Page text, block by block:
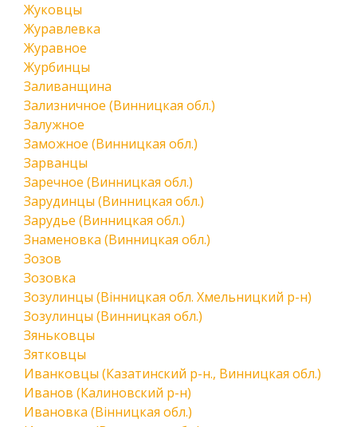
Жуковцы
Журавлевка
Журавное
Журбинцы
Заливанщина
Зализничное (Винницкая обл.)
Залужное
Заможное (Винницкая обл.)
Зарванцы
Заречное (Винницкая обл.)
Зарудинцы (Винницкая обл.)
Зарудье (Винницкая обл.)
Знаменовка (Винницкая обл.)
Зозов
Зозовка
Зозулинцы (Вінницкая обл. Хмельницкий р-н)
Зозулинцы (Винницкая обл.)
Зяньковцы
Зятковцы
Иванковцы (Казатинский р-н., Винницкая обл.)
Иванов (Калиновский р-н)
Ивановка (Вінницкая обл.)